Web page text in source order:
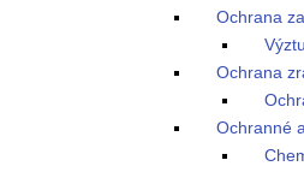
Ochrana
Ochrana
Ochranné